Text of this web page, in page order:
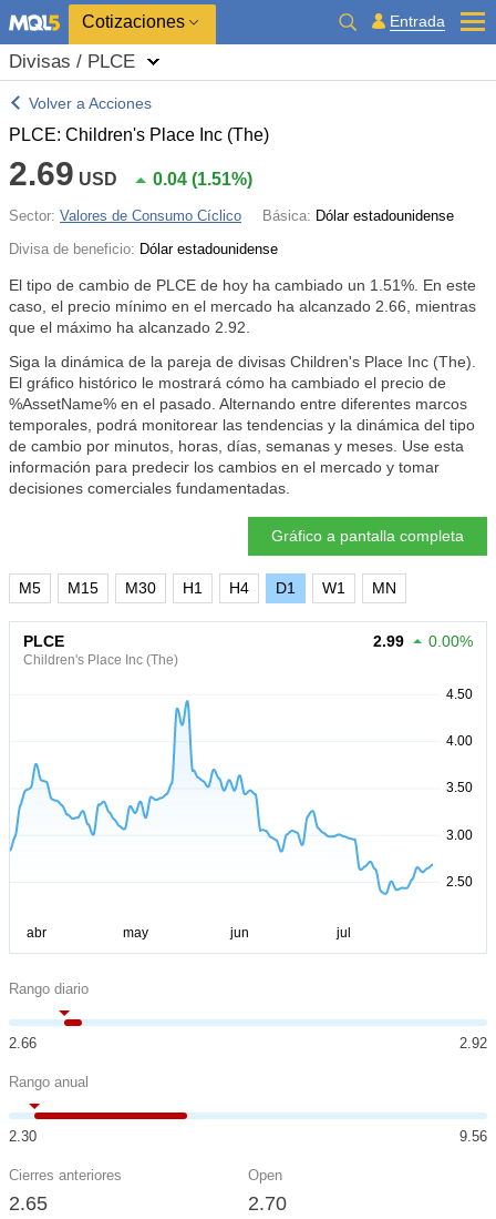
Cotizaciones Entrada
Divisas / PLCE
Volver a Acciones
PLCE: Children's Place Inc (The)
2.69 USD 0.04 (1.51%)
Sector: Valores de Consumo Cíclico Básica: Dólar estadounidense
Divisa de beneficio: Dólar estadounidense
El tipo de cambio de PLCE de hoy ha cambiado un 1.51% . En este
caso, el precio mínimo en el mercado ha alcanzado 2.66, mientras
que el máximo ha alcanzado 2.92.
Siga la dinámica de la pareja de divisas Children's Place Inc (The).
El gráfico histórico le mostrará cómo ha cambiado el precio de
%AssetName% en el pasado. Alternando entre diferentes marcos
temporales, podrá monitorear las tendencias y la dinámica del tipo
de cambio por minutos, horas, días, semanas y meses. Use esta
información para predecir los cambios en el mercado y tomar
decisiones comerciales fundamentadas.
Gráfico a pantalla completa
M5 M15 M30 H1 H4 D1 W1 MN
PLCE
Children's Place Inc (The)
2.99 0.00%
Rango diario
2.66 2.92
Rango anual
2.30 9.56
Cierres anteriores
2.65
Open
2.70